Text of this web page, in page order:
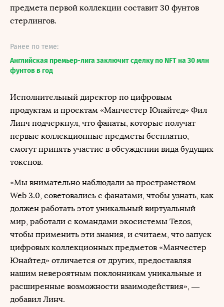
предмета первой коллекции составит 30 фунтов
стерлингов.
Ранее по теме:
Английская премьер-лига заключит сделку по NFT на 30 млн
фунтов в год
Исполнительный директор по цифровым
продуктам и проектам «Манчестер Юнайтед» Фил
Линч подчеркнул, что фанаты, которые получат
первые коллекционные предметы бесплатно,
смогут принять участие в обсуждении вида будущих
токенов.
«Мы внимательно наблюдали за пространством
Web 3.0, советовались с фанатами, чтобы узнать, как
должен работать этот уникальный виртуальный
мир, работали с командами экосистемы Tezos,
чтобы применить эти знания, и считаем, что запуск
цифровых коллекционных предметов «Манчестер
Юнайтед» отличается от других, предоставляя
нашим невероятным поклонникам уникальные и
расширенные возможности взаимодействия», —
добавил Линч.